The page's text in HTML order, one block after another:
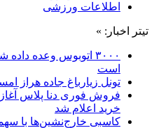
اطلاعات ورزشی
تیتر اخبار: »
۳۰۰۰ اتوبوس وعده
است
تونل زیارباغ جاده هراز
فروش فوری دنا پلاس
خرید اعلام شد